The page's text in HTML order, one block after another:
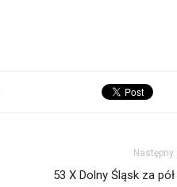
Następny
53 X Dolny Śląsk za